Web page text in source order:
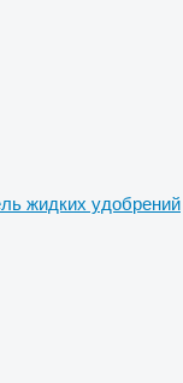
жидких удобрений